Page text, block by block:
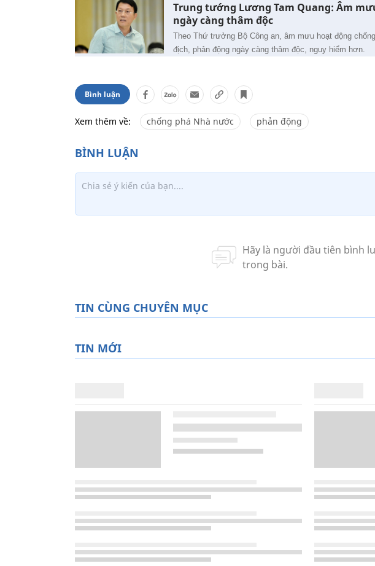
Trung tướng Lương Tam Quang: Âm
ngày càng thâm độc
Theo Thứ trưởng Bộ Công an, âm mưu hoạt động
địch, phản động ngày càng thâm độc, nguy hiểm hơn.
Bình luận
Xem thêm về: chống phá Nhà nước phản động
TIN CÙNG CHUYÊN MỤC
TIN MỚI